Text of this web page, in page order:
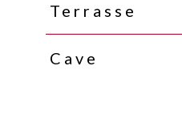
Terrasse
Cave